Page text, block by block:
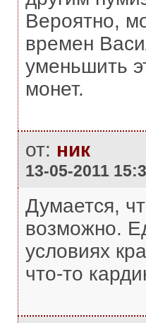
Вероятно,
времен
уменьшить
монет.
от: ник
13-05-2011
Думается,
возможно.
условиях
что-то